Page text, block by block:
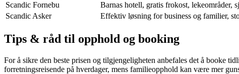
Scandic Fornebu
Barnas hotell, gratis frokost, lekeområder,
Scandic Asker
Effektiv løsning for business og familier,
Tips & råd til opphold og booking
For å sikre den beste prisen og tilgjengeligheten anbefales det å booke
forretningsreisende på hverdager, mens familieopphold kan være mer